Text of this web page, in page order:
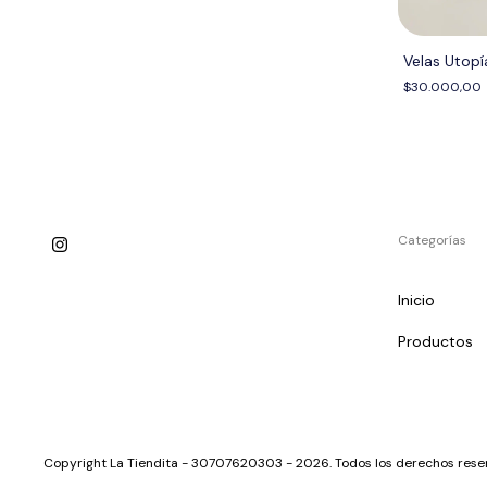
Velas
$30.000,00
Categorías
Inicio
Productos
Copyright La Tiendita - 30707620303 - 2026. Todos los derechos